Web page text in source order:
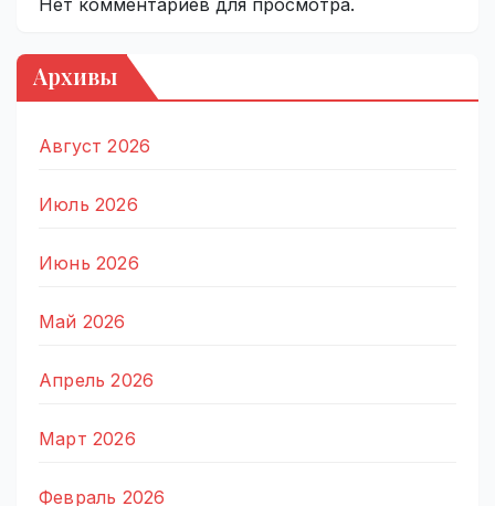
Нет комментариев для просмотра.
Архивы
Август 2026
Июль 2026
Июнь 2026
Май 2026
Апрель 2026
Март 2026
Февраль 2026